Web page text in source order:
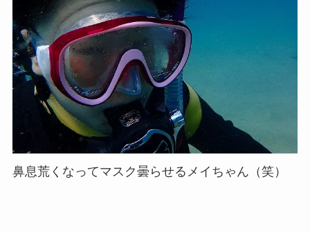
鼻息荒くなってマスク曇らせるメイちゃん（笑）